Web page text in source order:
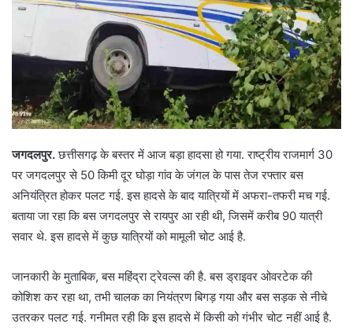
जगदलपुर.छत्तीसगढ़ के बस्तर में आज बड़ा हादसा हो गया. राष्ट्रीय राजमार्ग 30
पर जगदलपुर से 50 किमी दूर घोड़ा गांव के जंगल के पास तेज रफ्तार बस
अनियंत्रित होकर पलट गई. इस हादसे के बाद यात्रियों में अफरा-तफरी मच गई.
बताया जा रहा कि बस जगदलपुर से रायपुर आ रही थी, जिसमें करीब 90 यात्री
सवार थे. इस हादसे में कुछ यात्रियों को मामूली चोट आई है.
जानकारी के मुताबिक, बस महिंद्रा ट्रेवल्स की है. बस ड्राइवर ओवरटेक की
कोशिश कर रहा था, तभी चालक का नियंत्रण बिगड़ गया और बस सड़क से नीचे
उतरकर पलट गई. गनीमत रही कि इस हादसे में किसी को गंभीर चोट नहीं आई है.